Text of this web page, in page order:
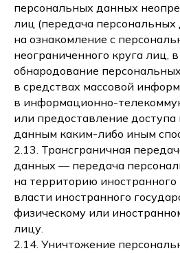
персональных данных
лиц (передача
на ознакомление с
неограниченного круга лиц,
обнародование
в средствах массовой
в информационно-
или предоставление
данным каким-либо иным
2.13. Трансграничная
данных — передача
на территорию иностранного
власти иностранного
физическому или
лицу.
2.14. Уничтожение